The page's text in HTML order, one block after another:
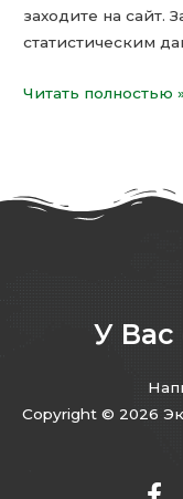
заходите на сайт.
статистическим
Читать полностью »
У Вас
Copyright © 2026